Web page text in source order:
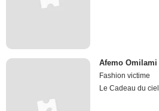
Afemo Omilami
Fashion victime
Le Cadeau du ciel